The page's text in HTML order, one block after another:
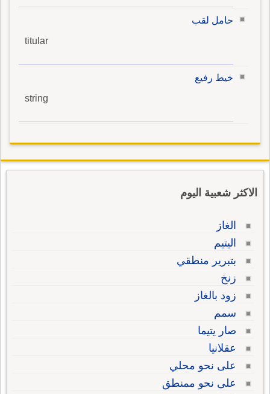
حامل لقب
titular
خيط رفيع
string
الاكثر شعبية اليوم
الغاز
اليتيم
بتبرير منطقي
زنخ
زود بالغاز
سمم
صار يتيما
عقلانيا
على نحو محلي
على نحو ممنطق